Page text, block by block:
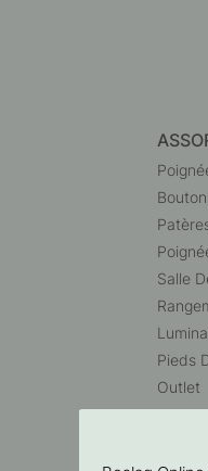
Salle
Pieds
Outlet